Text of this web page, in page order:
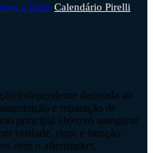
Calendário Pirelli
independente dedicada ao
e reparação de
principal objetivo assegurar
verdade, rigor e isenção
com o aftermarket.